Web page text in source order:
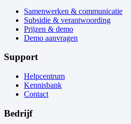
Samenwerken & communicatie
Subsidie & verantwoording
Prijzen & demo
Demo aanvragen
Support
Helpcentrum
Kennisbank
Contact
Bedrijf